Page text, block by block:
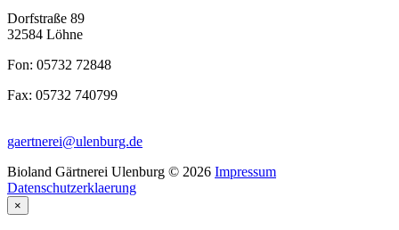
Dorfstraße 89
32584 Löhne
Fon: 05732 72848
Fax: 05732 740799
gaertnerei@ulenburg.de
Bioland Gärtnerei Ulenburg © 2026 Impressum
Datenschutzerklaerung
×